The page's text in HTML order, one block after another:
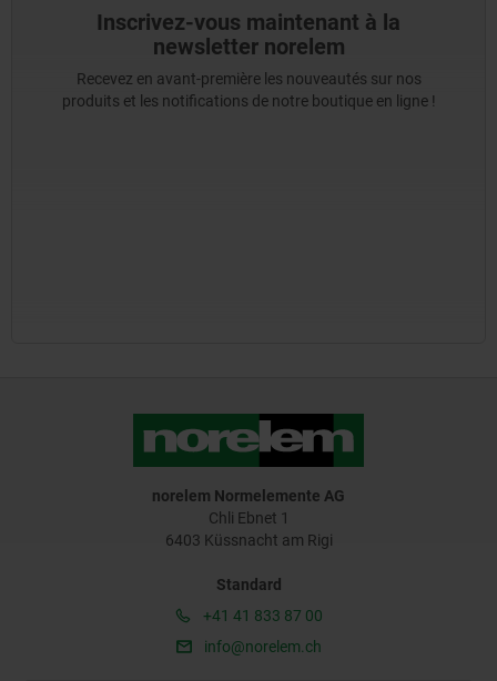
Inscrivez-vous maintenant à la
newsletter norelem
Recevez en avant-première les nouveautés sur nos
produits et les notifications de notre boutique en ligne !
norelem Normelemente AG
Chli Ebnet 1
6403 Küssnacht am Rigi
Standard
+41 41 833 87 00
info@norelem.ch